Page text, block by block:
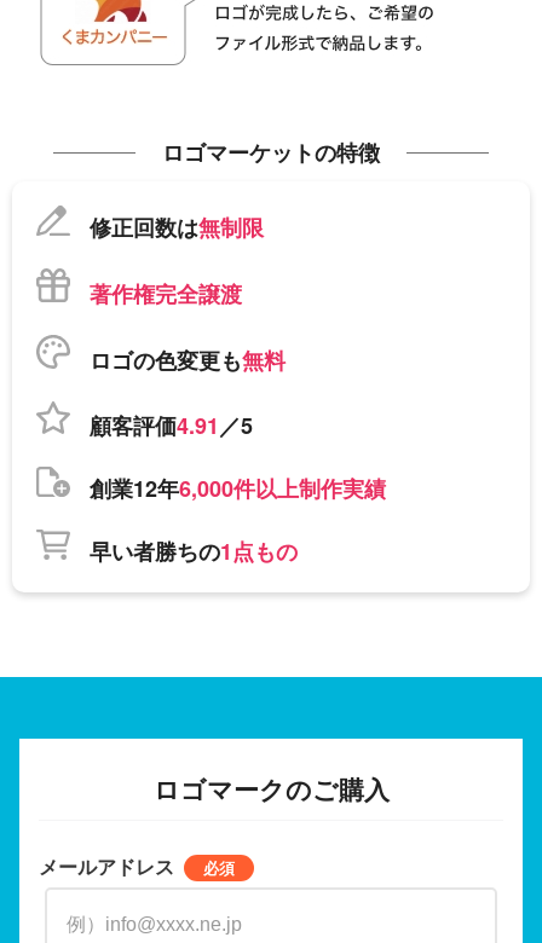
ロゴマーケットの特徴
修正回数は無制限
著作権完全譲渡
ロゴの色変更も無料
顧客評価4.91／5
創業12年6,000件以上制作実績
早い者勝ちの1点もの
ロゴマークのご購入
メールアドレス